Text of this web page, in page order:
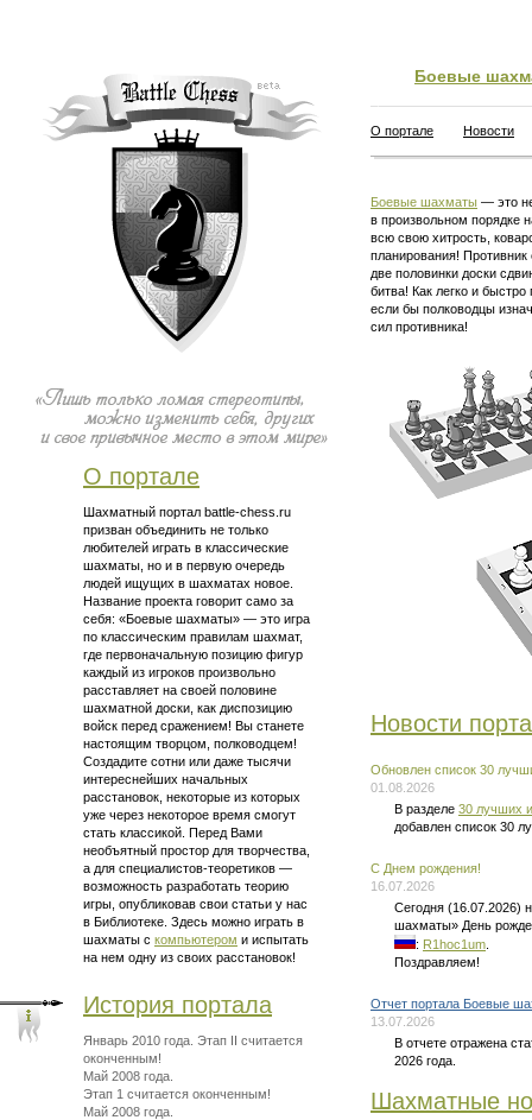
О портале
Шахматный портал battle-chess.ru
призван объединить не только
любителей играть в классические
шахматы, но и в первую очередь
людей ищущих в шахматах новое.
Название проекта говорит само за
себя: «Боевые шахматы» — это игра
по классическим правилам шахмат,
где первоначальную позицию фигур
каждый из игроков произвольно
расставляет на своей половине
шахматной доски, как диспозицию
войск перед сражением! Вы станете
настоящим творцом, полководцем!
Создадите сотни или даже тысячи
интереснейших начальных
расстановок, некоторые из которых
уже через некоторое время смогут
стать классикой. Перед Вами
необъятный простор для творчества,
а для специалистов-теоретиков —
возможность разработать теорию
игры, опубликовав свои статьи у нас
в Библиотеке. Здесь можно играть в
шахматы с компьютером и испытать
на нем одну из своих расстановок!
История портала
Январь 2010 года. Этап II считается
оконченным!
Май 2008 года.
Этап 1 считается оконченным!
Май 2008 года.
Боевые
О портале Новости
Боевые шахматы — это
в произвольном порядке
всю свою хитрость,
планирования!
две половинки доски
битва! Как легко и
если бы полководцы
сил противника!
Новости
Обновлен список 30
01.08.2026
В разделе 30 лучших
добавлен список 30
C Днем рождения!
16.07.2026
Сегодня (16.07.2026)
шахматы» День
: R1hoc1um
Поздравляем!
Отчет портала Боевые
13.07.2026
В отчете отражена
2026 года.
Шахматные